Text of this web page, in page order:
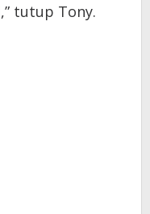
tutup Tony.